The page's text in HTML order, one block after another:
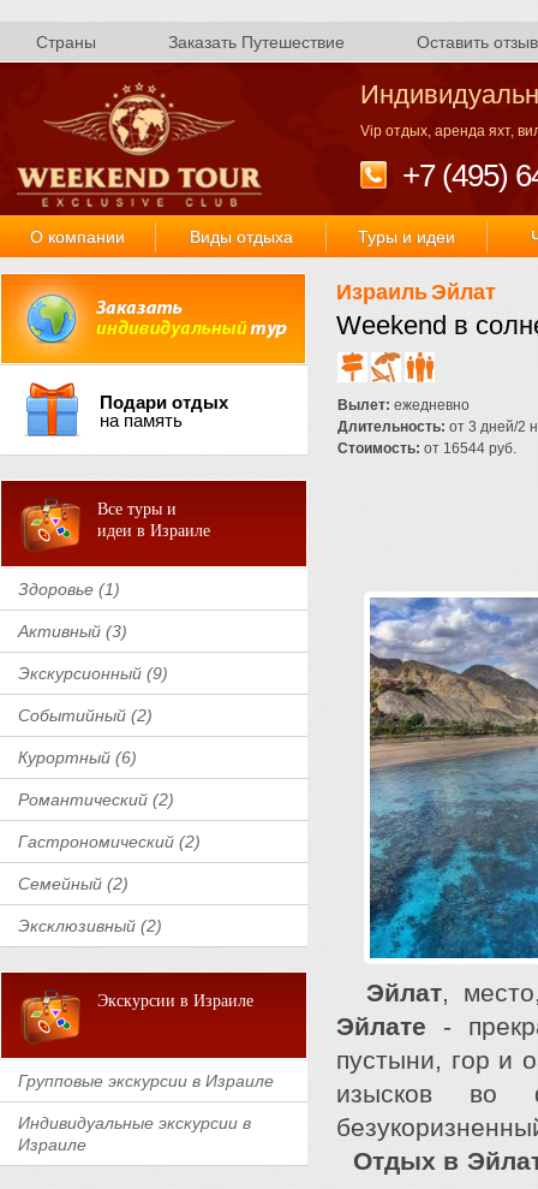
Страны Заказать Путешествие Оставить отзыв
Vip отдых, аренда яхт,
+7 (495)
О компании Виды отдыха Туры и идеи
Подари отдых
на память
Все туры и
идеи в Израиле
Здоровье (1)
Активный (3)
Экскурсионный (9)
Событийный (2)
Курортный (6)
Романтический (2)
Гастрономический (2)
Семейный (2)
Эксклюзивный (2)
Экскурсии в Израиле
Групповые экскурсии в Израиле
Индивидуальные экскурсии в
Израиле
ИзраильЭйлат
Weekend в
Вылет: ежедневно
Длительность: от 3 дней/2
Стоимость: от 16544 руб.
Эйлат,
Эйлате -
пустыни, гор и
изысков во
Отдых в